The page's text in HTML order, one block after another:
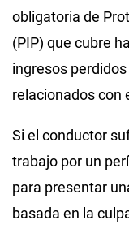
obligatoria de
(PIP) que cubre
ingresos
relacionados con
Si el conductor
trabajo por un
para presentar
basada en la